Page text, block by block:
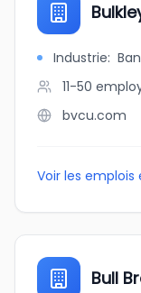
Industrie:
11-50
bvcu.com
Voir les emplois
Bull